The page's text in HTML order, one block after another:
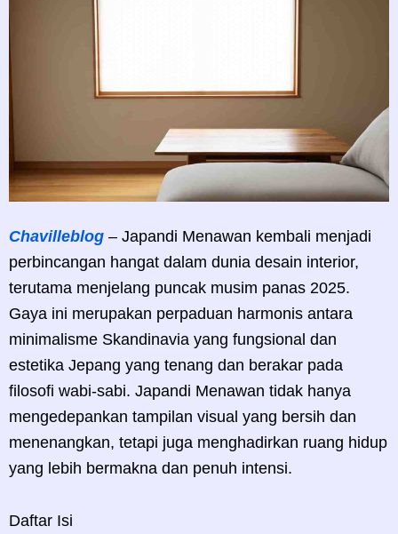
Chavilleblog – Japandi Menawan kembali menjadi
perbincangan hangat dalam dunia desain interior,
terutama menjelang puncak musim panas 2025.
Gaya ini merupakan perpaduan harmonis antara
minimalisme Skandinavia yang fungsional dan
estetika Jepang yang tenang dan berakar pada
filosofi wabi-sabi. Japandi Menawan tidak hanya
mengedepankan tampilan visual yang bersih dan
menenangkan, tetapi juga menghadirkan ruang hidup
yang lebih bermakna dan penuh intensi.
Daftar Isi